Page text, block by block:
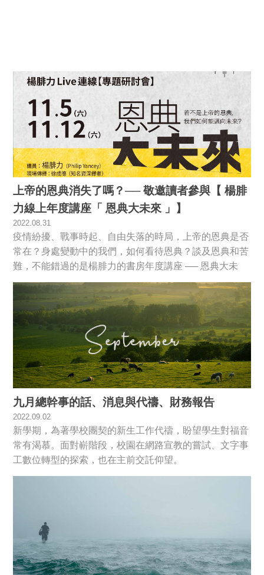
上帝的恩典消失了嗎？── 敬邀讀者參與【 楊腓
力線上年度講座「 恩典大未來 」】
2022.08.31
疫情紛擾、戰事時起、自由失落的時局，上帝的恩典是否
常在？身處變動中的我們，如何看待恩典？談及恩典和苦
難，不能錯過的是楊腓力的書房年度講座 ── 恩典大未
來。
九月總幹事的話、消息與代禱、財務報告
2022.09.02
新學期，為著學校團契的新生工作代禱，盼望學生對福音
常有渴慕。面對嶄階段，校園在網路宣教的嘗試、文字事
工數位轉型的探索，也在主前交託仰望。